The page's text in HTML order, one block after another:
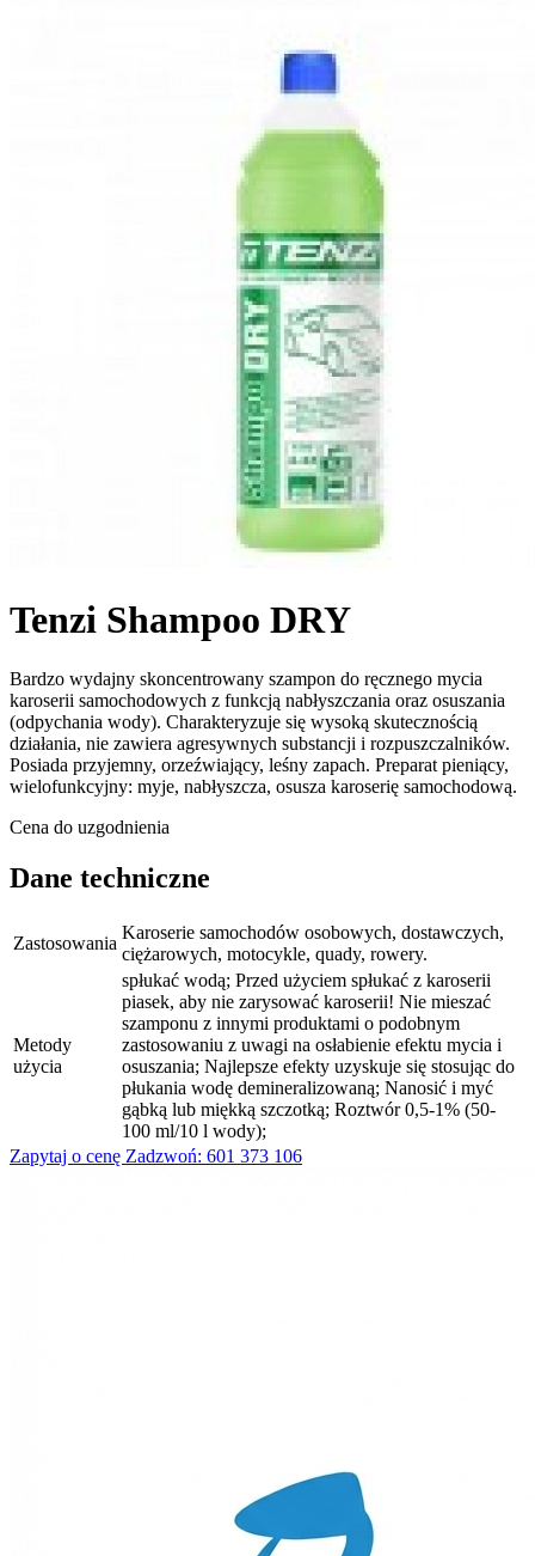
Tenzi Shampoo DRY
Bardzo wydajny skoncentrowany szampon do ręcznego mycia
karoserii samochodowych z funkcją nabłyszczania oraz osuszania
(odpychania wody). Charakteryzuje się wysoką skutecznością
działania, nie zawiera agresywnych substancji i rozpuszczalników.
Posiada przyjemny, orzeźwiający, leśny zapach. Preparat pieniący,
wielofunkcyjny: myje, nabłyszcza, osusza karoserię samochodową.
Cena do uzgodnienia
Dane techniczne
Zastosowania
Karoserie samochodów osobowych, dostawczych,
ciężarowych, motocykle, quady, rowery.
Metody
użycia
spłukać wodą; Przed użyciem spłukać z karoserii
piasek, aby nie zarysować karoserii! Nie mieszać
szamponu z innymi produktami o podobnym
zastosowaniu z uwagi na osłabienie efektu mycia i
osuszania; Najlepsze efekty uzyskuje się stosując do
płukania wodę demineralizowaną; Nanosić i myć
gąbką lub miękką szczotką; Roztwór 0,5-1% (50-
100 ml/10 l wody);
Zapytaj o cenę Zadzwoń: 601 373 106